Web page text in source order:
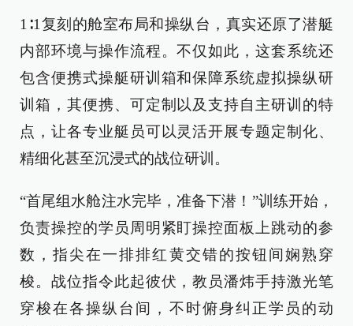
1∶1复刻的舱室布局和操纵台，真实还原了潜艇
内部环境与操作流程。不仅如此，这套系统还
包含便携式操艇研训箱和保障系统虚拟操纵研
训箱，其便携、可定制以及支持自主研训的特
点，让各专业艇员可以灵活开展专题定制化、
精细化甚至沉浸式的战位研训。
“首尾组水舱注水完毕，准备下潜！”训练开始，
负责操控的学员周明紧盯操控面板上跳动的参
数，指尖在一排排红黄交错的按钮间娴熟穿
梭。战位指令此起彼伏，教员潘炜手持激光笔
穿梭在各操纵台间，不时俯身纠正学员的动